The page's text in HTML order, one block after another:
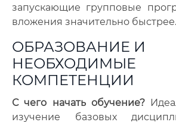
запускающие групповые
вложения значительно быстрее.
ОБРАЗОВАНИЕ И
НЕОБХОДИМЫЕ
КОМПЕТЕНЦИИ
С чего начать обучение?
изучение базовых